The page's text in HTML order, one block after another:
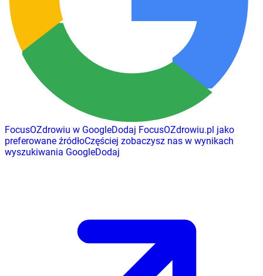
FocusOZdrowiu w GoogleDodaj FocusOZdrowiu.pl jako
preferowane źródłoCzęściej zobaczysz nas w wynikach
wyszukiwania GoogleDodaj